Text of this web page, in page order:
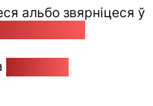
альбо звярніцеся ў